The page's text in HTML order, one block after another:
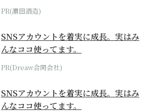
PR(濵田酒造)
SNSアカウントを着実に成長。実はみ
んなココ使ってます。
PR(Dreaw合同会社)
SNSアカウントを着実に成長。実はみ
んなココ使ってます。